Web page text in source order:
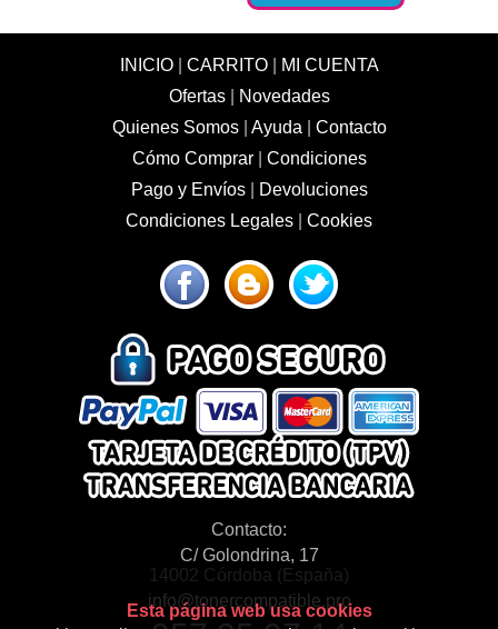
INICIO| CARRITO|
MI CUENTA
Ofertas|
Novedades
Quienes Somos| Ayuda
Contacto
Cómo Comprar| Condiciones
Pago y Envíos|
Devoluciones
Condiciones Legales
Cookies
Contacto:
C/ Golondrina, 17
14002 Córdoba (España)
info@tonercompatible.pro
Esta página web usa cookies